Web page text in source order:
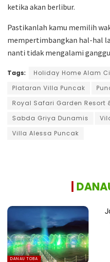
ketika akan berlibur.
Pastikanlah kamu memilih
mempertimbangkan hal-hal
nanti tidak mengalami
Tags:
Holiday Home Alam
Plataran Villa Puncak
Royal Safari Garden Resort
Sabda Griya Dunamis
Villa Alessa Puncak
DANAU TOBA